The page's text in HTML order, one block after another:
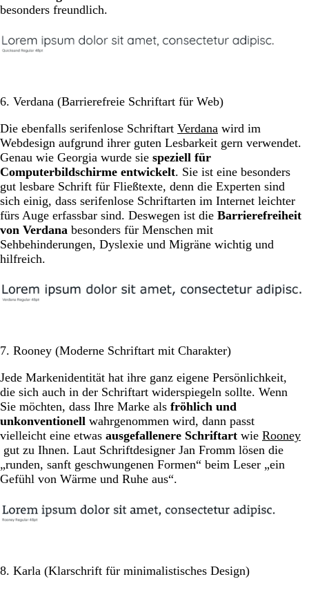
besonders freundlich.
6. Verdana (Barrierefreie Schriftart für Web)
Die ebenfalls serifenlose Schriftart Verdana wird im
Webdesign aufgrund ihrer guten Lesbarkeit gern verwendet.
Genau wie Georgia wurde sie speziell für
Computerbildschirme entwickelt. Sie ist eine besonders
gut lesbare Schrift für Fließtexte, denn die Experten sind
sich einig, dass serifenlose Schriftarten im Internet leichter
fürs Auge erfassbar sind. Deswegen ist die Barrierefreiheit
von Verdana besonders für Menschen mit
Sehbehinderungen, Dyslexie und Migräne wichtig und
hilfreich.
7. Rooney (Moderne Schriftart mit Charakter)
Jede Markenidentität hat ihre ganz eigene Persönlichkeit,
die sich auch in der Schriftart widerspiegeln sollte. Wenn
Sie möchten, dass Ihre Marke als fröhlich und
unkonventionell wahrgenommen wird, dann passt
vielleicht eine etwas ausgefallenere Schriftart wie Rooney
gut zu Ihnen. Laut Schriftdesigner Jan Fromm lösen die
„runden, sanft geschwungenen Formen“ beim Leser „ein
Gefühl von Wärme und Ruhe aus“.
8. Karla (Klarschrift für minimalistisches Design)